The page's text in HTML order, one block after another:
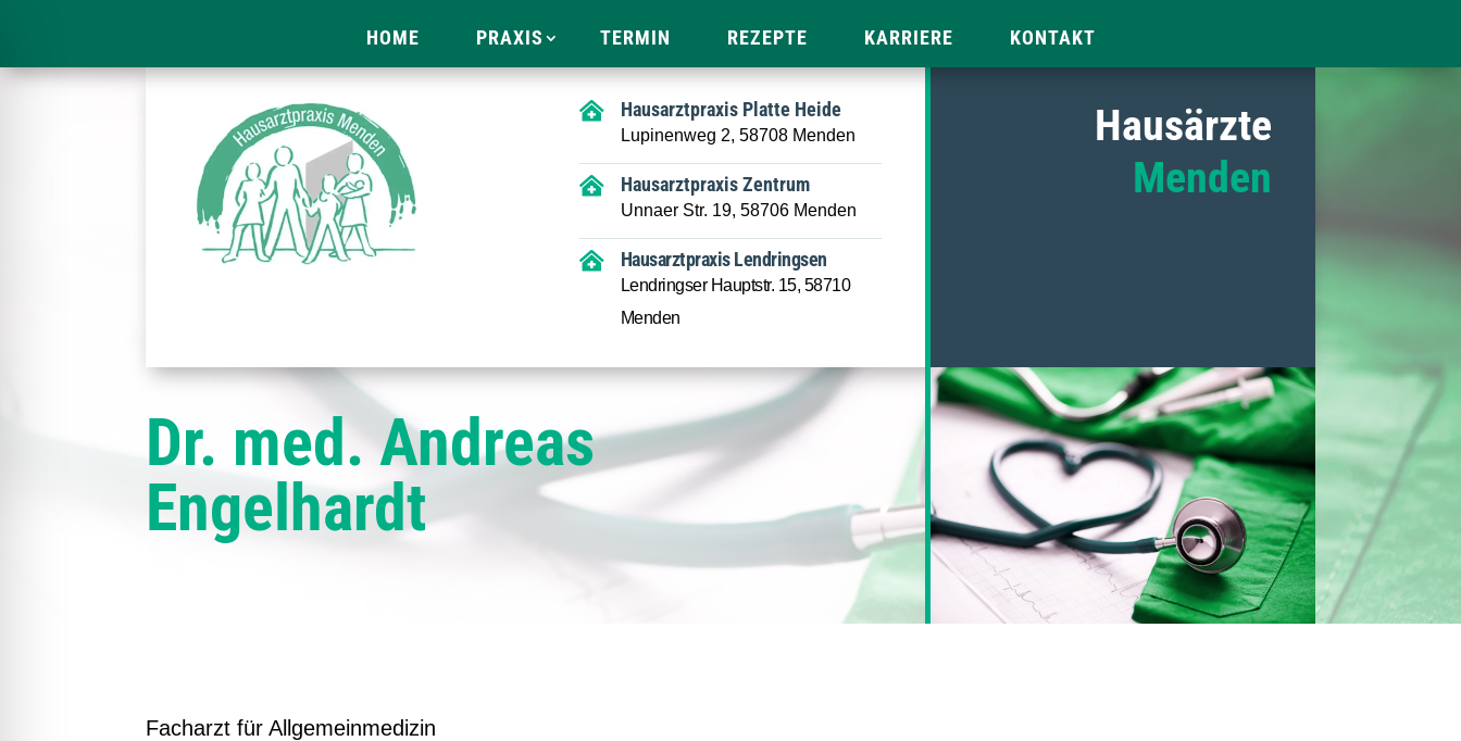
HOME PRAXIS TERMIN REZEPTE KARRIERE KONTAKT
 Hausarztpraxis Platte Heide
Lupinenweg 2, 58708 Menden
 Hausarztpraxis Zentrum
Unnaer Str. 19, 58706 Menden
 Hausarztpraxis Lendringsen
Lendringser Hauptstr. 15, 58710
Menden
Hausärzte
Menden
Dr. med. Andreas
Engelhardt
Facharzt für Allgemeinmedizin